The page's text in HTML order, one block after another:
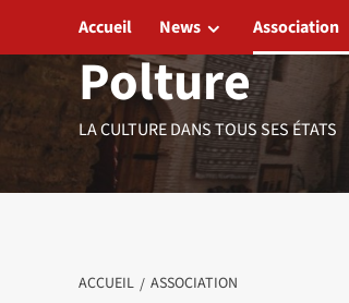
Polture
LA CULTURE DANS TOUS SES ÉTATS
Accueil News Association
ACCUEIL ASSOCIATION